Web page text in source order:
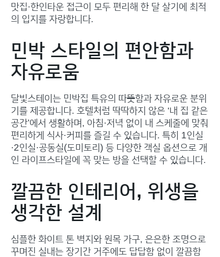
맛집·한인타운 접근이 모두 편리해 한 달 살기에 최적
의 입지를 자랑합니다.
민박 스타일의 편안함과
자유로움
달빛스테이는 민박집 특유의 따뜻함과 자유로운 분위
기를 제공합니다. 호텔처럼 딱딱하지 않은 ‘내 집 같은
공간’에서 생활하며, 아침·저녁 없이 내 스케줄에 맞춰
편리하게 식사·커피를 즐길 수 있습니다. 특히 1인실
·2인실·공동실(도미토리) 등 다양한 객실 옵션으로 개
인 라이프스타일에 꼭 맞는 방을 선택할 수 있습니다.
깔끔한 인테리어, 위생을
생각한 설계
심플한 화이트 톤 벽지와 원목 가구, 은은한 조명으로
꾸며진 실내는 장기간 거주에도 답답함 없이 깔끔함